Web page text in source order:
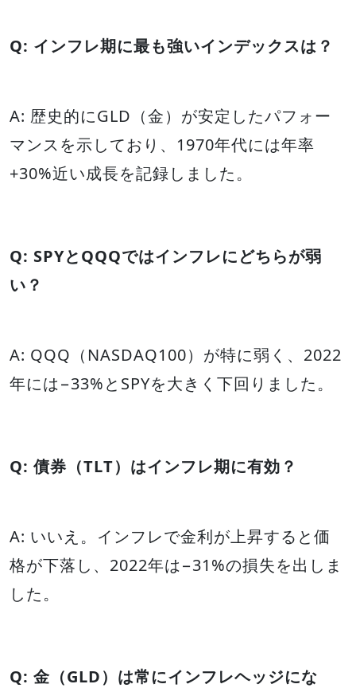
Q: インフレ期に最も強いインデックスは？
A: 歴史的にGLD（金）が安定したパフォー
マンスを示しており、1970年代には年率
+30%近い成長を記録しました。
Q: SPYとQQQではインフレにどちらが弱
い？
A: QQQ（NASDAQ100）が特に弱く、2022
年には−33%とSPYを大きく下回りました。
Q: 債券（TLT）はインフレ期に有効？
A: いいえ。インフレで金利が上昇すると価
格が下落し、2022年は−31%の損失を出しま
した。
Q: 金（GLD）は常にインフレヘッジにな